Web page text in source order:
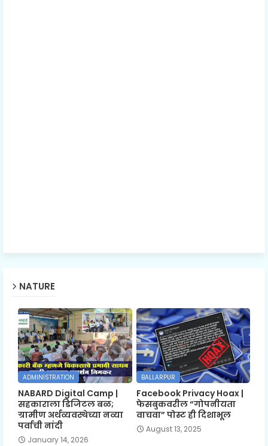
NATURE
ADMINISTRATION
NABARD Digital Camp |
सहकाराला डिजिटल बळ;
ग्रामीण अर्थव्यवस्थेच्या नव्या
पर्वाची नांदी
January 14, 2026
BALLARPUR
Facebook Privacy Hoax |
फेसबुकवरील “गोपनीयता
वाचवा” पोस्ट ही दिशाभूल
August 13, 2025